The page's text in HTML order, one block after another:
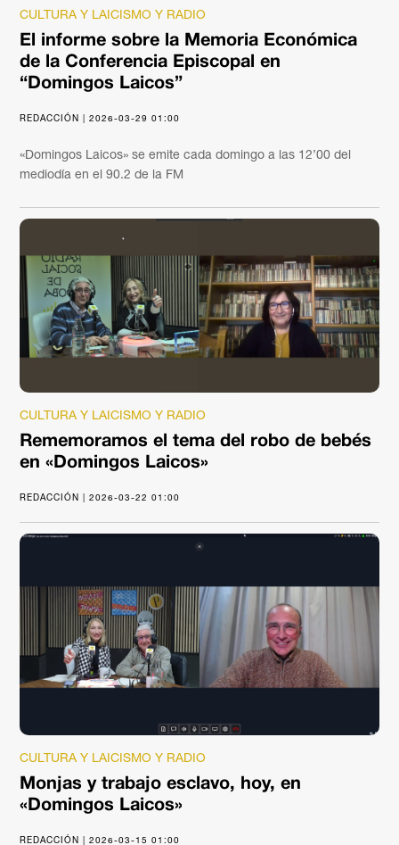
CULTURA Y LAICISMO Y RADIO
El informe sobre la Memoria Económica
de la Conferencia Episcopal en
“Domingos Laicos”
REDACCIÓN | 2026-03-29 01:00
«Domingos Laicos» se emite cada domingo a las 12’00 del
mediodía en el 90.2 de la FM
CULTURA Y LAICISMO Y RADIO
Rememoramos el tema del robo de bebés
en «Domingos Laicos»
REDACCIÓN | 2026-03-22 01:00
CULTURA Y LAICISMO Y RADIO
Monjas y trabajo esclavo, hoy, en
«Domingos Laicos»
REDACCIÓN | 2026-03-15 01:00